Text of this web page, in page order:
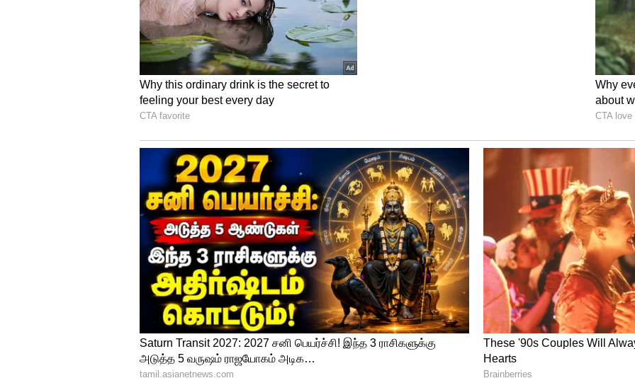
6
Image Credit :Pixabay
துலாம் ராசி
துலாம் ராசிக்கு இன்று இனிமையான நாள். உங்கள் ஆசை ஒன்று நிறைவேறும்.
காதல் உறவு வலுப்பெறும். கடின உழைப்பை விட, அதிர்ஷ்டத்தால் அதிக
நன்மைகள் கிடைக்கும். வியாபாரத்தில் உங்கள் புத்திசாலித்தனத்தால் லாபம்
காண்பீர்கள்.